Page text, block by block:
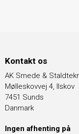
Kontakt os
AK Smede &
Mølleskovvej 4, Ilskov
7451 Sunds
Danmark
Ingen afhenting på